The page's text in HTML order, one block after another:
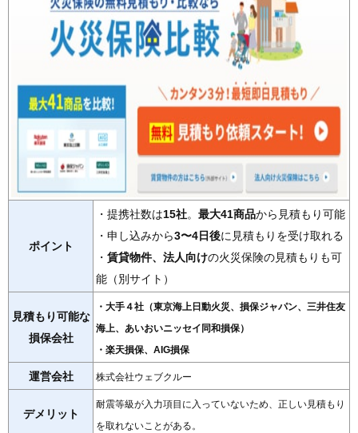
ポイント
・提携社数は15社。 最大41商品から見積もり可能
・申し込みから3〜4日後に見積もりを受け取れる
・ 賃貸物件、法人向けの火災保険の見積もりも可
能（別サイト）
見積もり可能な
損保会社
・大手４社（東京海上日動火災、損保ジャパン、三井住友
海上、あいおいニッセイ同和損保）
・楽天損保、AIG損保
運営会社 株式会社ウェブクルー
デメリット
耐震等級が入力項目に入っていないため、正しい見積もり
を取れないことがある。